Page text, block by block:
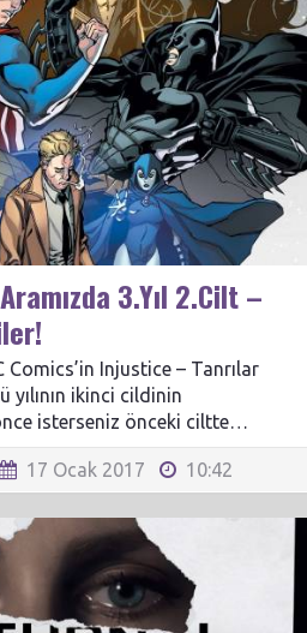
3.Yıl 2.Cilt –
Comics’in Injustice – Tanrılar
yılının ikinci cildinin
isterseniz önceki ciltte…
17 Ocak 2017 10:42